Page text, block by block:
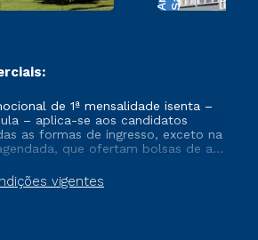
vigentes
de 1ª mensalidade isenta –
– aplica-se aos candidatos
as formas de ingresso, exceto na
que ofertam bolsas de até
não tenham efetivado e/ou não
ou trancado sua matrícula em uma